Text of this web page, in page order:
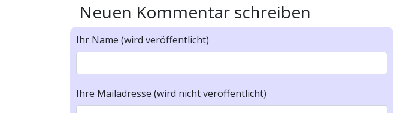
Neuen Kommentar schreiben
Ihr Name (wird veröffentlicht)
Ihre Mailadresse (wird nicht veröffentlicht)